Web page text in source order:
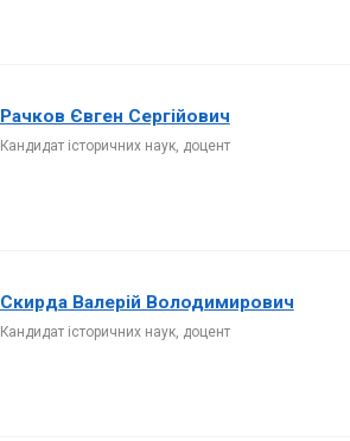
Рачков Євген Сергійович
Кандидат історичних наук, доцент
Скирда Валерій Володимирович
Кандидат історичних наук, доцент